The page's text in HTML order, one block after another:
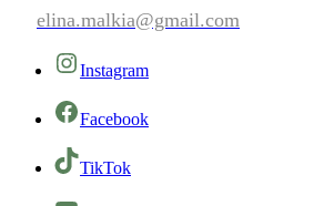
elina.malkia@gmail.com
Instagram
Facebook
TikTok